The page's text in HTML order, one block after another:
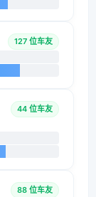
127 位车友
44 位车友
88 位车友